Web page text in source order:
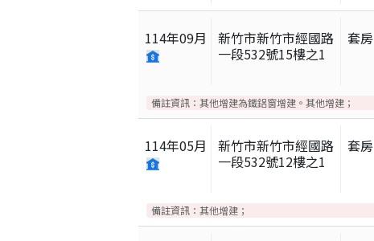
114年09月
新竹市新竹市經國路
一段532號15樓之1
套房
備註資訊： 其他增建為鐵鋁窗增建。其他增建；
114年05月
新竹市新竹市經國路
一段532號12樓之1
套房
備註資訊： 其他增建；